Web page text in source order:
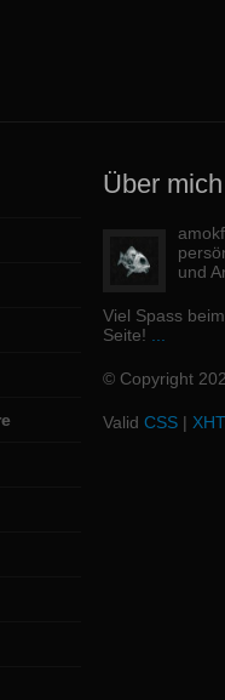
Über mich
und
Viel Spass
Seite!
© Copyright
Valid CSS |